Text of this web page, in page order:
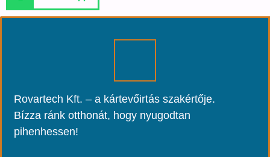
Rovartech Kft. – a kártevőirtás szakértője.
Bízza ránk otthonát, hogy nyugodtan
pihenhessen!